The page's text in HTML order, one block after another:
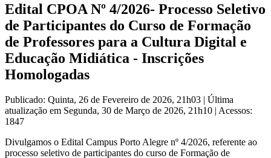
Edital CPOA Nº 4/2026- Processo Seletivo
de Participantes do Curso de Formação
de Professores para a Cultura Digital e
Educação Midiática - Inscrições
Homologadas
Publicado: Quinta, 26 de Fevereiro de 2026, 21h03 | Última
atualização em Segunda, 30 de Março de 2026, 21h10 | Acessos:
1847
Divulgamos o Edital Campus Porto Alegre nº 4/2026, referente ao
processo seletivo de participantes do curso de Formação de